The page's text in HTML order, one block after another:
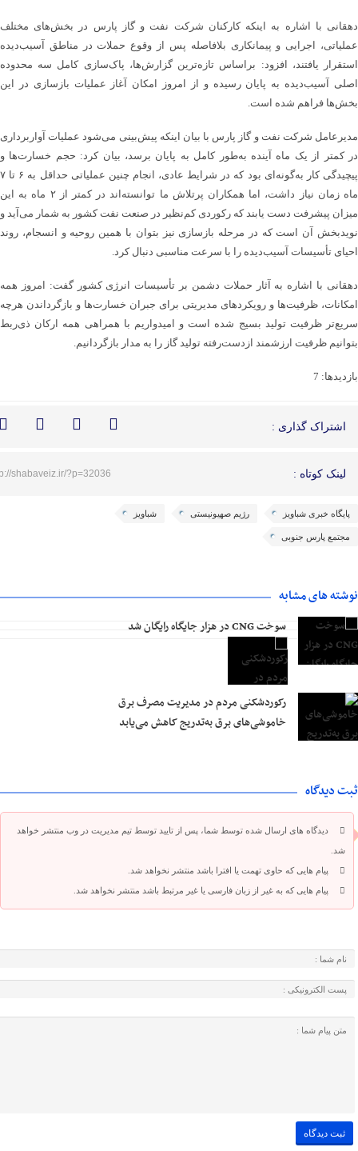
دهقانی با اشاره به اینکه کارکنان شرکت نفت و گاز پارس در بخش‌های مختلف
عملیاتی، اجرایی و پیمانکاری بلافاصله پس از وقوع حملات در مناطق آسیب‌دیده
استقرار یافتند، افزود: براساس تازه‌ترین گزارش‌ها، پاک‌سازی کامل سه محدوده
اصلی آسیب‌دیده به پایان رسیده و از امروز امکان آغاز عملیات بازسازی در این
بخش‌ها فراهم شده است.
مدیرعامل شرکت نفت و گاز پارس با بیان اینکه پیش‌بینی می‌شود عملیات آواربرداری
در کمتر از یک ماه آینده به‌طور کامل به پایان برسد، بیان کرد: حجم خسارت‌ها و
پیچیدگی کار به‌گونه‌ای بود که در شرایط عادی، انجام چنین عملیاتی حداقل به ۶ تا ۷
ماه زمان نیاز داشت، اما همکاران پرتلاش ما توانسته‌اند در کمتر از ۲ ماه به این
میزان پیشرفت دست یابند که رکوردی کم‌نظیر در صنعت نفت کشور به شمار می‌آید و
نویدبخش آن است که در مرحله بازسازی نیز بتوان با همین روحیه و انسجام، روند
احیای تأسیسات آسیب‌دیده را با سرعت مناسبی دنبال کرد.
دهقانی با اشاره به آثار حملات دشمن بر تأسیسات انرژی کشور گفت: امروز همه
امکانات، ظرفیت‌ها و رویکرد‌های مدیریتی برای جبران خسارت‌ها و بازگرداندن هرچه
سریع‌تر ظرفیت تولید بسیج شده است و امیدواریم با همراهی همه ارکان ذی‌ربط
بتوانیم ظرفیت ارزشمند ازدست‌رفته تولید گاز را به مدار بازگردانیم.
بازدیدها: 7
اشتراک گذاری :
لینک کوتاه : shabaveiz.ir/?p=32036
پایگاه خبری شباویز رژیم صهیونیستی شباویز
مجتمع پارس جنوبی
نوشته های مشابه
سوخت CNG در هزار جایگاه رایگان شد
رکوردشکنی مردم در مدیریت مصرف برق
خاموشی‌های برق به‌تدریج کاهش می‌یابد
ثبت دیدگاه
دیدگاه های ارسال شده توسط شما، پس از تایید توسط تیم مدیریت در وب منتشر خواهد
شد.
پیام هایی که حاوی تهمت یا افترا باشد منتشر نخواهد شد.
پیام هایی که به غیر از زبان فارسی یا غیر مرتبط باشد منتشر نخواهد شد.